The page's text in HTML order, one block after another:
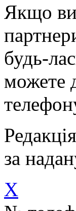
Якщо ви
будь-
можете
за
X